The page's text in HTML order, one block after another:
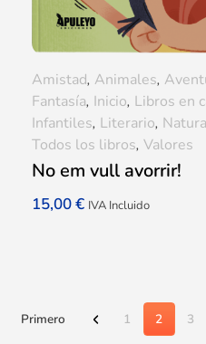
No em vull avorrir!
15,00€ IVA Incluido
Amistad, Animales,
Fantasía, Inicio, Libros en
Infantiles, Literario,
Todos los libros, Valores
Primero 1 2 3